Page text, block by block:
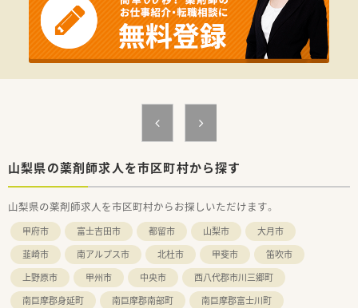
年始休暇（4日）もございます。
【法人特徴について】
■山梨県を中心に12店舗の調剤薬局を展開し、地域のかかりつ
け薬局を目指しています。
■法人として託児所を保有し、男性の育休取得も推奨するなど、
■勤続40年以上の従業員も在籍しており、離職率が低く、長く働
山梨県の薬剤師求人を市区町村から探す
山梨県の薬剤師求人を市区町村からお探しいただけます。
甲府市 富士吉田市 都留市 山梨市
大月市
韮崎市
南アルプス市 北杜市 甲斐市
笛吹市
上野原市
甲州市 中央市
西八代郡市川三郷町
南巨摩郡身延町
南巨摩郡南部町
南巨摩郡富士川町